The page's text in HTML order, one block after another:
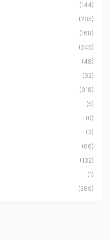
(144)
(285)
(168)
(245)
(48)
(92)
(318)
(5)
(0)
(3)
(66)
(132)
(1)
(289)